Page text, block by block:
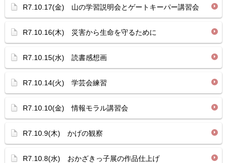
R7.10.17(金) 山の学習説明会とゲートキーパー講習会
R7.10.16(木) 災害から生命を守るために
R7.10.15(水) 読書感想画
R7.10.14(火) 学芸会練習
R7.10.10(金) 情報モラル講習会
R7.10.9(木) かげの観察
R7.10.8(水) おかざきっ子展の作品仕上げ